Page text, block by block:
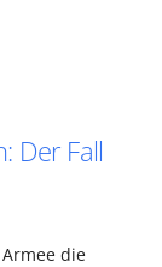
Der Fall
die